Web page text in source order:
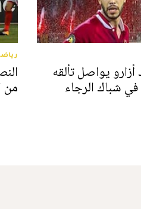
أزارو يواصل تألقه
شباك الرجاء
من